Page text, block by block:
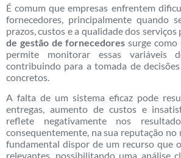
É comum que empresas enfrentem
fornecedores, principalmente quando
prazos, custos e a qualidade dos serviços
de gestão de fornecedores surge como
permite monitorar essas variáveis
contribuindo para a tomada de
concretos.
A falta de um sistema eficaz pode
entregas, aumento de custos e
reflete negativamente nos
consequentemente, na sua reputação no
fundamental dispor de um recurso que
relevantes, possibilitando uma análise